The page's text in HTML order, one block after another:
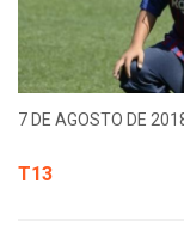
7 DE AGOSTO DE
T13